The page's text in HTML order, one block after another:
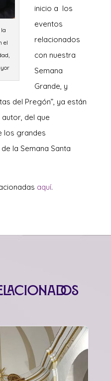
el
inicio a los
eventos
relacionados
con nuestra
Semana
Grande, y
del Pregón”, ya están
del que
los grandes
la Semana Santa
aquí.